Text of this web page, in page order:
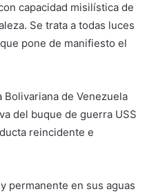
capacidad misilística de
Se trata a todas luces
pone de manifiesto el
Bolivariana de Venezuela
del buque de guerra USS
reincidente e
permanente en sus aguas